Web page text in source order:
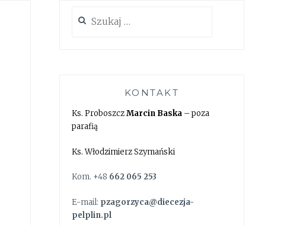
KONTAKT
Ks. ProboszczMarcin Baska – poza
parafią
Ks. Włodzimierz Szymański
Kom. +48 662 065 253
E-mail: pzagorzyca@diecezja-
pelplin.pl